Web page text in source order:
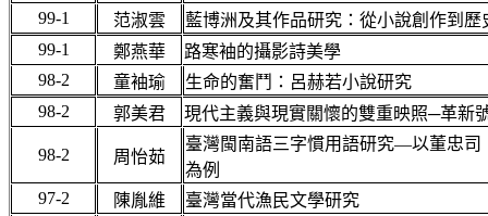
99-1
范淑雲
藍博洲及其作品研究：從小說創作到歷
99-1
鄭燕華
路寒袖的攝影詩美學
98-2
童袖瑜
生命的奮鬥：呂赫若小說研究
98-2
郭美君 現代主義與現實關懷的雙重映照─革新
98-2 周怡茹
臺灣閩南語三字慣用語研究—以董忠司
為例
97-2
陳胤維 臺灣當代漁民文學研究